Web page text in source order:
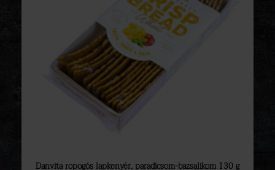
Danvita ropogós lapkenyér, paradicsom-bazsalikom 130 g